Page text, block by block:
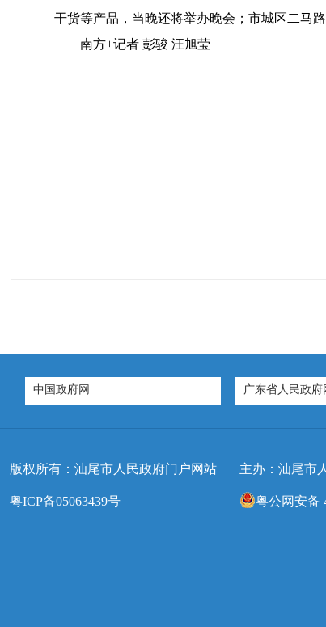
干货等产品，当晚还将举办晚会；市城区二马
南方+记者 彭骏 汪旭莹
中国政府网 广东省人民政府
版权所有：汕尾市人民政府门户网站 主办：汕尾市
粤ICP备05063439号 粤公网安备